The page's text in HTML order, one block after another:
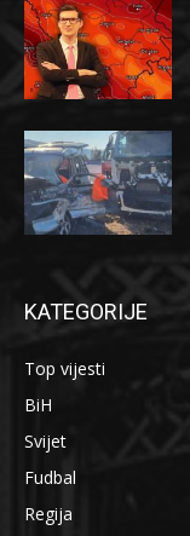
KATEGORIJE
Top vijesti
BiH
Svijet
Fudbal
Regija